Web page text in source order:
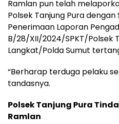
Ramlan pun telah
Polsek Tanjung Pura
Penerimaan Laporan
B/28/XII/2024/SPKT/Polsek
Langkat/Polda Sumut
“Berharap terduga pelaku
tandasnya.
Polsek Tanjung Pura
Ramlan